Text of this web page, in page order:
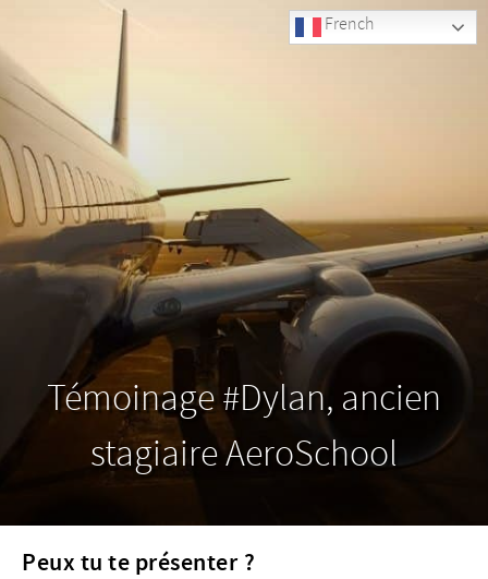
Témoinage #Dylan, ancien
stagiaire AeroSchool
Peux tu te présenter ?
French